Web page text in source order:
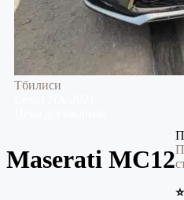
Тбилиси
Maserati MC12